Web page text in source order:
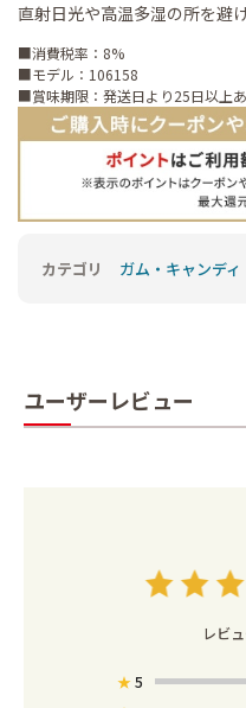
直射日光や高温多湿の所を避
■消費税率：8%
■モデル：106158
■賞味期限：発送日より25日以上
カテゴリ ガム・キャンディ
ユーザーレビュー
レビ
★5